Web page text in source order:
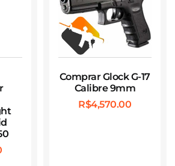
Comprar Glock G-17
Calibre 9mm
R$4,570.00